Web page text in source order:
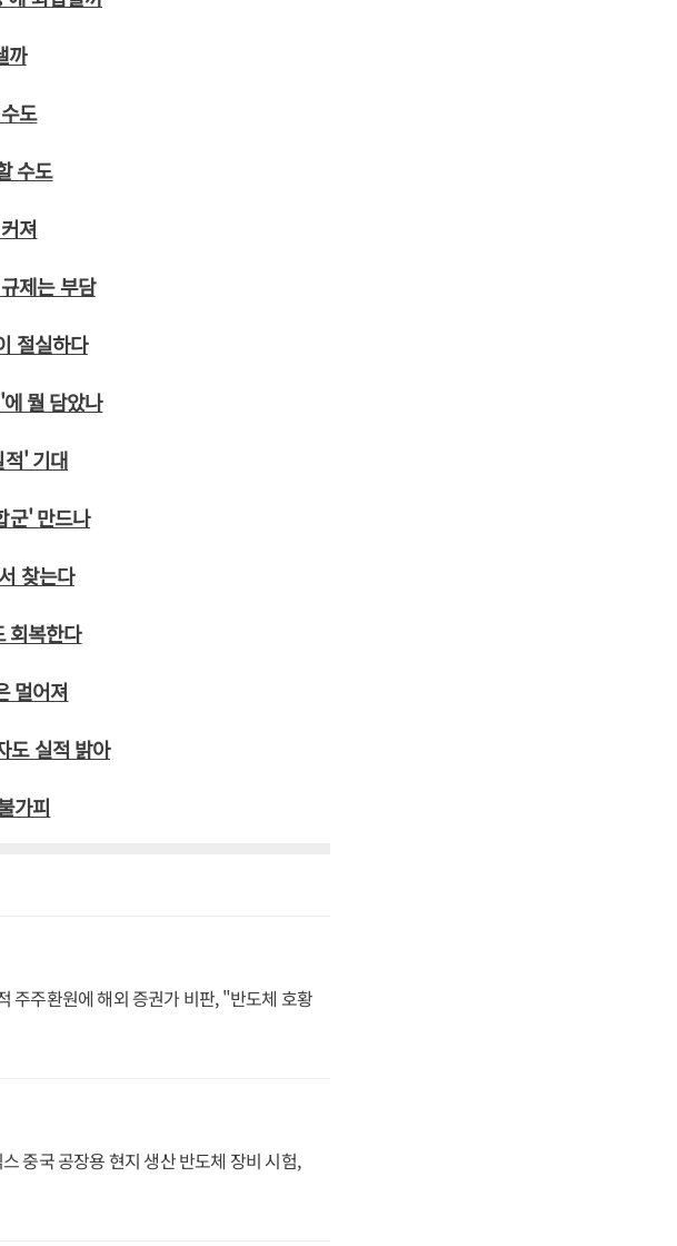
까
도
수도
져
제는 부담
절실하다
뭘 담았나
' 기대
군' 만드나
찾는다
회복한다
멀어져
도 실적 밝아
가피
주주환원에 해외 증권가 비판, "반도체 호황
중국 공장용 현지 생산 반도체 장비 시험,